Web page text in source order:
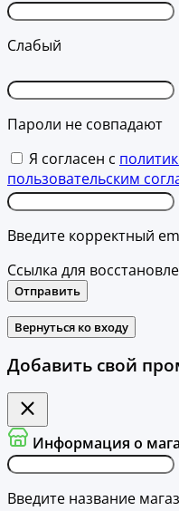
Слабый
Пароли не совпадают
Я согласен с
пользовательским
Введите корректный
Ссылка для
Отправить
Вернуться ко входу
Добавить свой
Информация о
Введите название